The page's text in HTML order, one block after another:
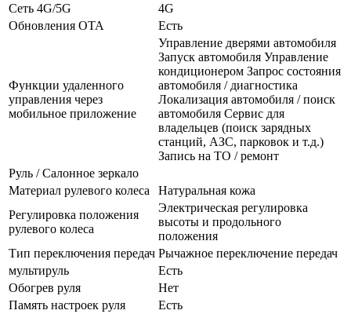
Сеть 4G/5G
4G
Обновления OTA
Есть
Функции удаленного
управления через
мобильное приложение
Управление дверями автомобиля
Запуск автомобиля Управление
кондиционером Запрос состояния
автомобиля / диагностика
Локализация автомобиля / поиск
автомобиля Сервис для
владельцев (поиск зарядных
станций, АЗС, парковок и т.д.)
Запись на ТО / ремонт
Руль / Салонное зеркало
Материал рулевого колеса
Натуральная кожа
Регулировка положения
рулевого колеса
Электрическая регулировка
высоты и продольного
положения
Тип переключения передач Рычажное переключение передач
мультируль
Есть
Обогрев руля
Нет
Память настроек руля
Есть